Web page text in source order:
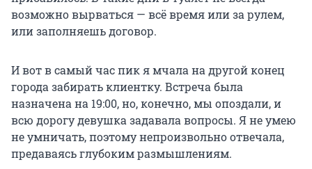
возможно вырваться — всё время или за рулем,
или заполняешь договор.
И вот в самый час пик я мчала на другой конец
города забирать клиентку. Встреча была
назначена на 19:00, но, конечно, мы опоздали, и
всю дорогу девушка задавала вопросы. Я не умею
не умничать, поэтому непроизвольно отвечала,
предаваясь глубоким размышлениям.